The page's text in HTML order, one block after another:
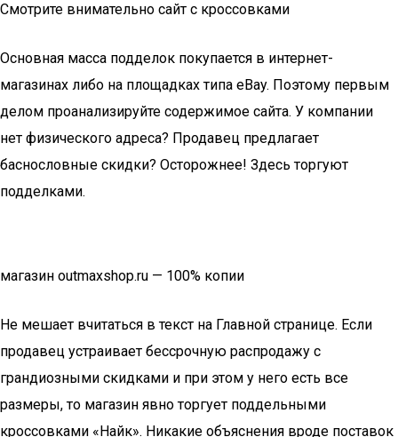
Смотрите внимательно сайт с кроссовками
Основная масса подделок покупается в интернет-
магазинах либо на площадках типа eBay. Поэтому первым
делом проанализируйте содержимое сайта. У компании
нет физического адреса? Продавец предлагает
баснословные скидки? Осторожнее! Здесь торгуют
подделками.
магазин outmaxshop.ru — 100% копии
Не мешает вчитаться в текст на Главной странице. Если
продавец устраивает бессрочную распродажу с
грандиозными скидками и при этом у него есть все
размеры, то магазин явно торгует поддельными
кроссовками «Найк». Никакие объяснения вроде поставок